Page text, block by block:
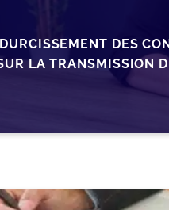
DES
LA TRANSMISSION